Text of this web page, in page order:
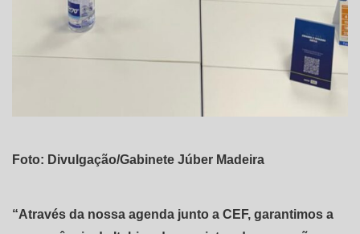
Foto: Divulgação/Gabinete Júber Madeira
“Através da nossa agenda junto a CEF, garantimos a